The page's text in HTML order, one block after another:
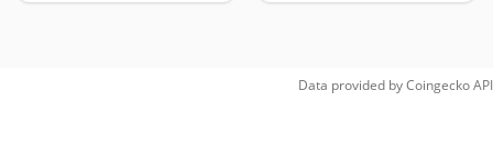
Data provided byCoingeckoAPI